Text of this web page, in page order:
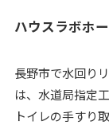
ハウスラボホ
長野市で水回り
は、水道局指定
トイレの手すり